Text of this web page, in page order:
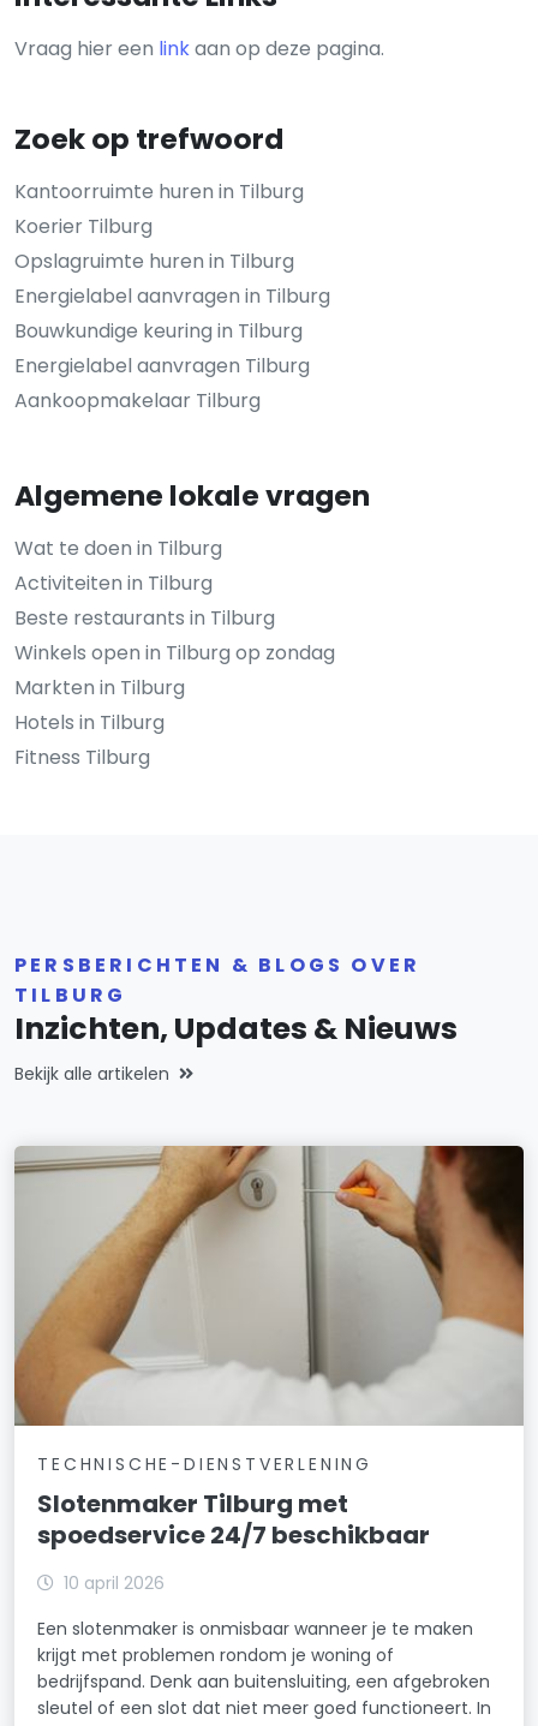
Vraag hier een linkaan op deze pagina.
Zoek op trefwoord
Kantoorruimte huren in Tilburg
Koerier Tilburg
Opslagruimte huren in Tilburg
Energielabel aanvragen in Tilburg
Bouwkundige keuring in Tilburg
Energielabel aanvragen Tilburg
Aankoopmakelaar Tilburg
Algemene lokale vragen
Wat te doen in Tilburg
Activiteiten in Tilburg
Beste restaurants in Tilburg
Winkels open in Tilburg op zondag
Markten in Tilburg
Hotels in Tilburg
Fitness Tilburg
PERSBERICHTEN & BLOGS OVER
TILBURG
Inzichten, Updates & Nieuws
Bekijk alle artikelen
TECHNISCHE-DIENSTVERLENING
Slotenmaker Tilburg met
spoedservice 24/7 beschikbaar
10 april 2026
Een slotenmaker is onmisbaar wanneer je te maken
krijgt met problemen rondom je woning of
bedrijfspand. Denk aan buitensluiting, een afgebroken
sleutel of een slot dat niet meer goed functioneert. In